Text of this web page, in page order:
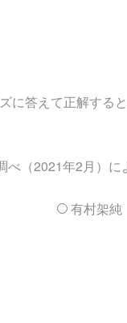
に答えて正解する
べ（2021年2月）
有村架純